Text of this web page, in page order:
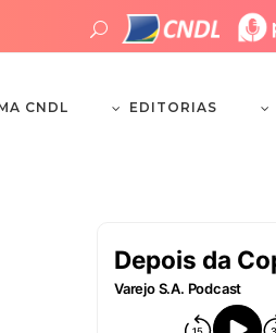
CNDL EDITORIAS